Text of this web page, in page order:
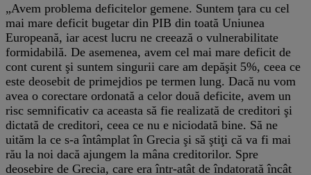
„Avem problema deficitelor gemene. Suntem ţara cu cel
mai mare deficit bugetar din PIB din toată Uniunea
Europeană, iar acest lucru ne creează o vulnerabilitate
formidabilă. De asemenea, avem cel mai mare deficit de
cont curent şi suntem singurii care am depăşit 5%, ceea ce
este deosebit de primejdios pe termen lung. Dacă nu vom
avea o corectare ordonată a celor două deficite, avem un
risc semnificativ ca aceasta să fie realizată de creditori şi
dictată de creditori, ceea ce nu e niciodată bine. Să ne
uităm la ce s-a întâmplat în Grecia şi să ştiţi că va fi mai
rău la noi dacă ajungem la mâna creditorilor. Spre
deosebire de Grecia, care era într-atât de îndatorată încât